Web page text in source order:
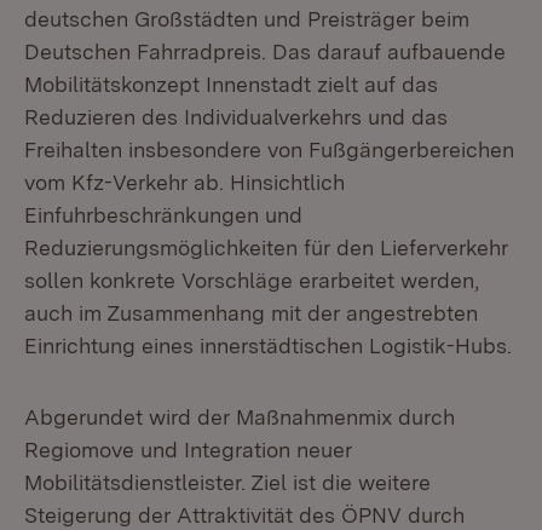
deutschen Großstädten und Preisträger beim
Deutschen Fahrradpreis. Das darauf aufbauende
Mobilitätskonzept Innenstadt zielt auf das
Reduzieren des Individualverkehrs und das
Freihalten insbesondere von Fußgängerbereichen
vom Kfz-Verkehr ab. Hinsichtlich
Einfuhrbeschränkungen und
Reduzierungsmöglichkeiten für den Lieferverkehr
sollen konkrete Vorschläge erarbeitet werden,
auch im Zusammenhang mit der angestrebten
Einrichtung eines innerstädtischen Logistik-Hubs.
Abgerundet wird der Maßnahmenmix durch
Regiomove und Integration neuer
Mobilitätsdienstleister. Ziel ist die weitere
Steigerung der Attraktivität des ÖPNV durch